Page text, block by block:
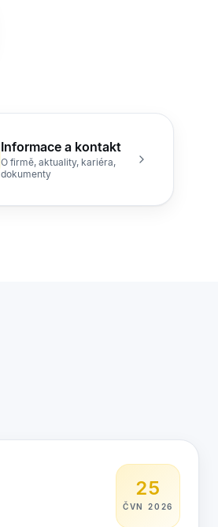
Informace a kontakt
O firmě, aktuality, kariéra,
dokumenty
25
ČVN 2026